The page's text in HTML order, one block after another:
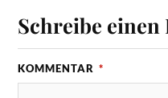
Schreibe
KOMMENTAR *